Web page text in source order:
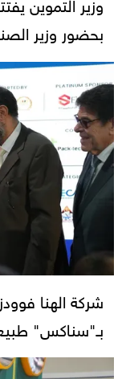
بحضور وزير
شركة الهنا
بـ"سناكس"